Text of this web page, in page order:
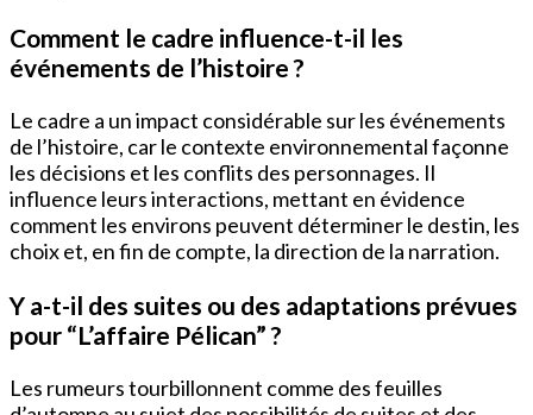
Comment le cadre influence-t-il les
événements de l’histoire ?
Le cadre a un impact considérable sur les événements
de l’histoire, car le contexte environnemental façonne
les décisions et les conflits des personnages. Il
influence leurs interactions, mettant en évidence
comment les environs peuvent déterminer le destin, les
choix et, en fin de compte, la direction de la narration.
Y a-t-il des suites ou des adaptations prévues
pour “L’affaire Pélican” ?
Les rumeurs tourbillonnent comme des feuilles